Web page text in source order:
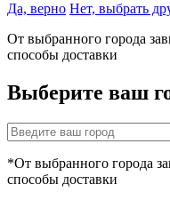
Да, верно Нет, выбрать
От выбранного города
способы доставки
Выберите ваш
*От выбранного города
способы доставки